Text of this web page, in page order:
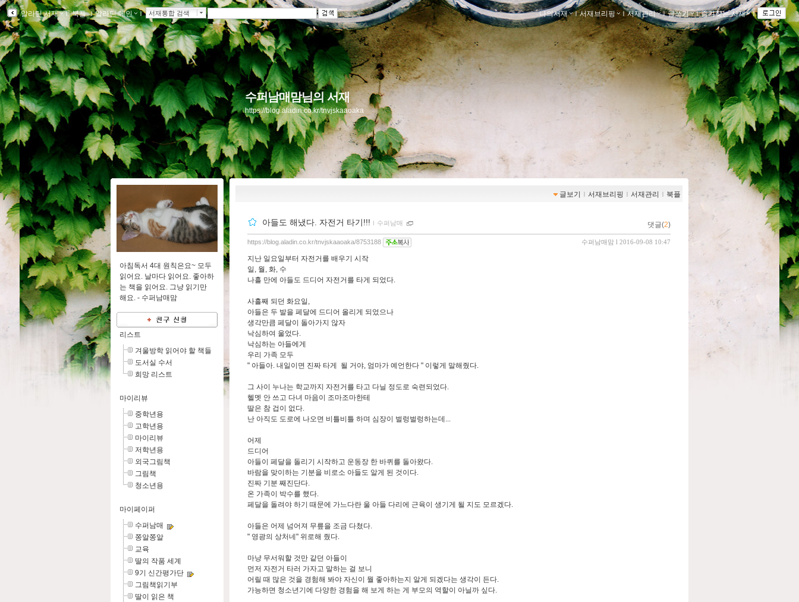
알라딘 서재 ｌ북플ｌ알라딘 메인 ｌ 서재통합 검색 나의서재 ｌ서재브리핑 ｌ서재관리 ｌ글쓰기 ｌ즐겨찾는 서재 ｌ
수퍼남매맘님의 서재
https://blog.aladin.co.kr/tnvjskaaoaka
글보기 ｌ 서재브리핑 ｌ 서재관리 ｌ 북플
아들도 해냈다. 자전거 타기!!! ｌ 수퍼남매 댓글(2)
수퍼남매맘 l 2016-09-08 10:47
https://blog.aladin.co.kr/tnvjskaaoaka/8753188
지난 일요일부터 자전거를 배우기 시작
일, 월, 화, 수
나흘 만에 아들도 드디어 자전거를 타게 되었다.
사흘째 되던 화요일,
아들은 두 발을 페달에 드디어 올리게 되었으나
생각만큼 페달이 돌아가지 않자
낙심하여 울었다.
낙심하는 아들에게
우리 가족 모두
" 아들아. 내일이면 진짜 타게 될 거야, 엄마가 예언한다 " 이렇게 말해줬다.
그 사이 누나는 학교까지 자전거를 타고 다닐 정도로 숙련되었다.
헬멧 안 쓰고 다녀 마음이 조마조마한테
딸은 참 겁이 없다.
난 아직도 도로에 나오면 비틀비틀 하며 심장이 벌렁벌렁하는데...
어제
드디어
아들이 페달을 돌리기 시작하고 운동장 한 바퀴를 돌아왔다.
바람을 맞이하는 기분을 비로소 아들도 알게 된 것이다.
진짜 기분 째진단다.
온 가족이 박수를 했다.
페달을 돌려야 하기 때문에 가느다란 울 아들 다리에 근육이 생기게 될 지도 모르겠다.
아들은 어제 넘어져 무릎을 조금 다쳤다.
" 영광의 상처네" 위로해 줬다.
마냥 무서워할 것만 같던 아들이
먼저 자전거 타러 가자고 말하는 걸 보니
어릴 때 많은 것을 경험해 봐야 자신이 뭘 좋아하는지 알게 되겠다는 생각이 든다.
가능하면 청소년기에 다양한 경험을 해 보게 하는 게 부모의 역할이 아닐까 싶다.
아침독서 4대 원칙은요~ 모두
읽어요. 날마다 읽어요. 좋아하
는 책을 읽어요. 그냥 읽기만
해요. - 수퍼남매맘
리스트
겨울방학 읽어야 할 책들
도서실 수서
희망 리스트
마이리뷰
중학년용
고학년용
마이리뷰
저학년용
외국그림책
그림책
청소년용
마이페이퍼
수퍼남매
쫑알쫑알
교육
딸의 작품 세계
9기 신간평가단
그림책읽기부
딸이 읽은 책